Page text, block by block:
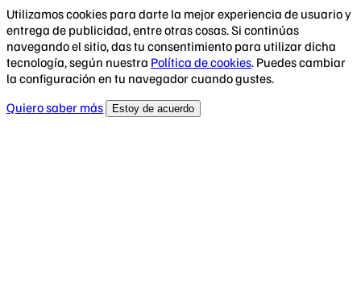
Utilizamos cookies para darte la mejor experiencia de usuario y
entrega de publicidad, entre otras cosas. Si continúas
navegando el sitio, das tu consentimiento para utilizar dicha
tecnología, según nuestra Política de cookies. Puedes cambiar
la configuración en tu navegador cuando gustes.
Quiero saber más
Estoy de acuerdo